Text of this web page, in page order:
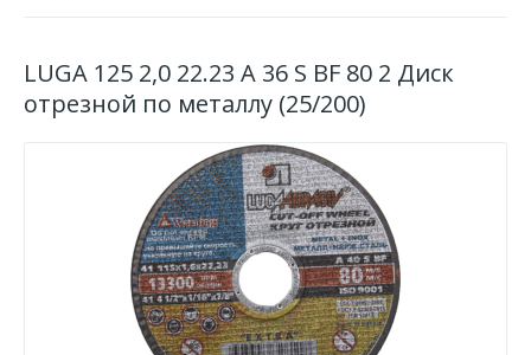
LUGA 125 2,0 22.23 A 36 S BF 80 2 Диск
отрезной по металлу (25/200)